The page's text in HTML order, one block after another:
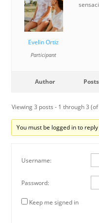
Evelin Ortiz
Participant
Author Posts
Viewing 3 posts - 1 through 3
You must be logged in to
Username:
Password:
Keep me signed in